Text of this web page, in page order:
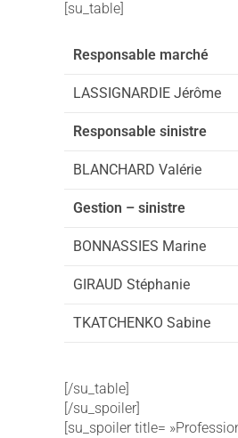
[su_table]
Responsable marché
LASSIGNARDIE Jérôme
Responsable sinistre
BLANCHARD Valérie
Gestion – sinistre
BONNASSIES Marine
GIRAUD Stéphanie
TKATCHENKO Sabine
[/su_table]
[/su_spoiler]
[su_spoiler title=